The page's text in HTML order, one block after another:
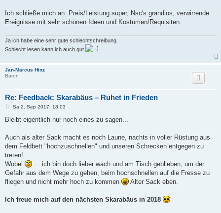
Ich schließe mich an: Preis/Leistung super, Nsc's grandios, verwirrende
Ereignisse mit sehr schönen Ideen und Kostümen/Requisiten.
Ja ich habe eine sehr gute schlechtschreibung.
Schlecht lesen kann ich auch gut
Jan-Marcus Hinz
Baron
Re: Feedback: Skarabäus – Ruhet in Frieden
B
i
a
Sa 2. Sep 2017, 18:03
Bleibt eigentlich nur noch eines zu sagen...
Auch als alter Sack macht es noch Laune, nachts in voller Rüstung aus
dem Feldbett "hochzuschnellen" und unseren Schrecken entgegen zu
treten!
Wobei
... ich bin doch lieber wach und am Tisch geblieben, um der
Gefahr aus dem Wege zu gehen, beim hochschnellen auf die Fresse zu
fliegen und nicht mehr hoch zu kommen
Alter Sack eben.
Ich freue mich auf den nächsten Skarabäus in 2018